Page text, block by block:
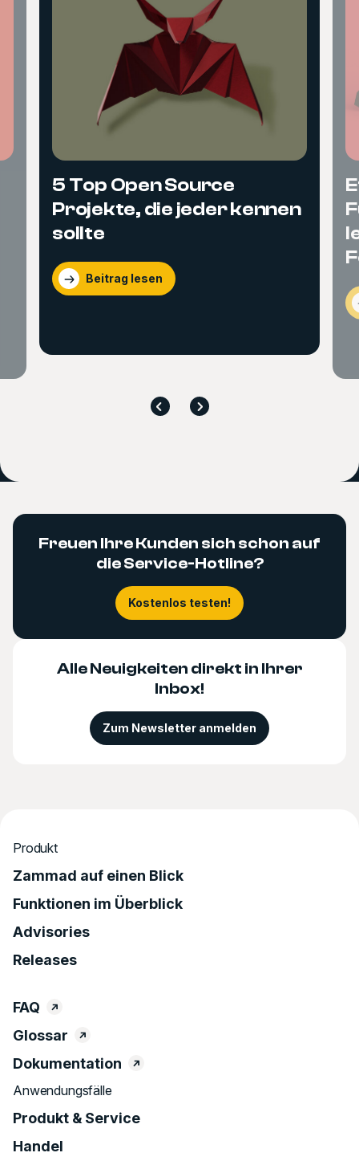
5 Top Open Source
Projekte, die jeder kennen
sollte
Beitrag lesen
Freuen Ihre Kunden sich schon auf
die Service-Hotline?
Kostenlos testen!
Alle Neuigkeiten direkt in Ihrer
Inbox!
Zum Newsletter anmelden
Produkt
Zammad auf einen Blick
Funktionen im Überblick
Advisories
Releases
FAQ
Glossar
Dokumentation
Anwendungsfälle
Produkt & Service
Handel